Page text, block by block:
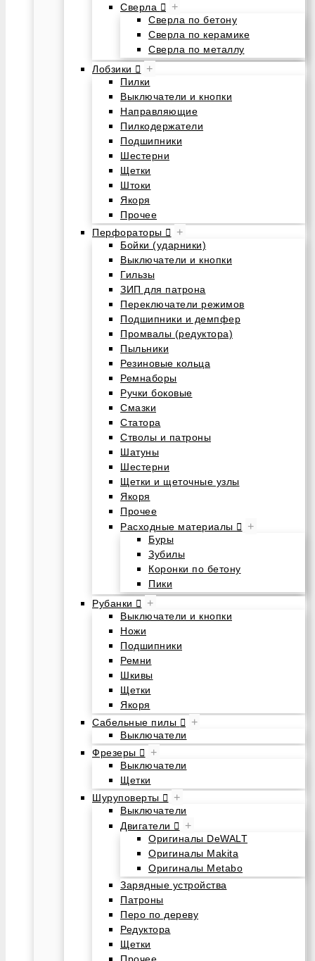
Сверла
+
Сверла по бетону
Сверла по керамике
Сверла по металлу
Лобзики
+
Пилки
Выключатели и кнопки
Направляющие
Пилкодержатели
Подшипники
Шестерни
Щетки
Штоки
Якоря
Прочее
Перфораторы
+
Бойки (ударники)
Выключатели и кнопки
Гильзы
ЗИП для патрона
Переключатели режимов
Подшипники и демпфер
Промвалы (редуктора)
Пыльники
Резиновые кольца
Ремнаборы
Ручки боковые
Смазки
Статора
Стволы и патроны
Шатуны
Шестерни
Щетки и щеточные узлы
Якоря
Прочее
Расходные материалы
+
Буры
Зубилы
Коронки по бетону
Пики
Рубанки
+
Выключатели и кнопки
Ножи
Подшипники
Ремни
Шкивы
Щетки
Якоря
Сабельные пилы
+
Выключатели
Фрезеры
+
Выключатели
Щетки
Шуруповерты
+
Выключатели
Двигатели
+
Оригиналы DeWALT
Оригиналы Makita
Оригиналы Metabo
Зарядные устройства
Патроны
Перо по дереву
Редуктора
Щетки